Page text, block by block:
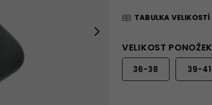
Next
TABULKA VELIKOSTÍ
VELIKOST PONOŽEK
36-38 39-41